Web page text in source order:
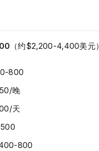
（约$2,200-4,400美元）
800
晚
天
800